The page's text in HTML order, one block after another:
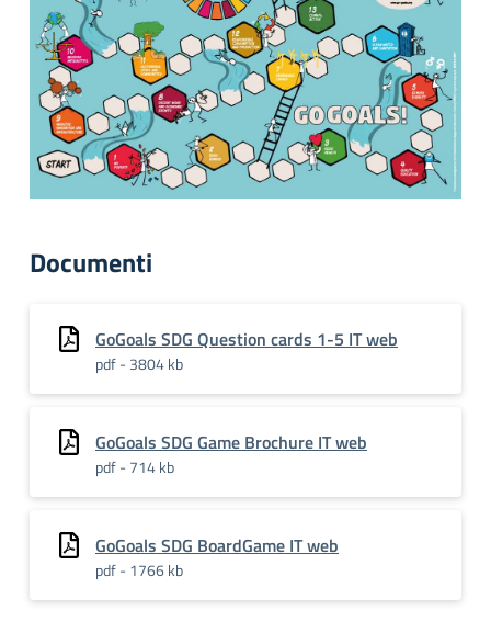
Documenti
GoGoals SDG Question cards 1-5 IT web
pdf - 3804 kb
GoGoals SDG Game Brochure IT web
pdf - 714 kb
GoGoals SDG BoardGame IT web
pdf - 1766 kb